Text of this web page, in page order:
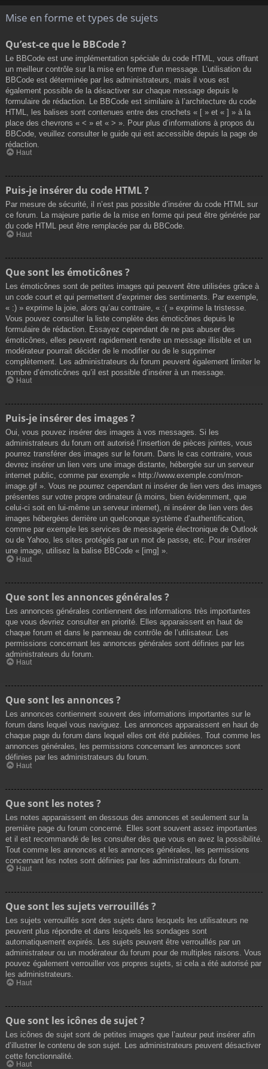
Mise en forme et types de sujets
Qu’est-ce que le BBCode ?
Le BBCode est une implémentation spéciale du code HTML, vous offrant
un meilleur contrôle sur la mise en forme d’un message. L’utilisation du
BBCode est déterminée par les administrateurs, mais il vous est
également possible de la désactiver sur chaque message depuis le
formulaire de rédaction. Le BBCode est similaire à l’architecture du code
HTML, les balises sont contenues entre des crochets « [ » et « ] » à la
place des chevrons « < » et « > ». Pour plus d’informations à propos du
BBCode, veuillez consulter le guide qui est accessible depuis la page de
rédaction.
Haut
Puis-je insérer du code HTML ?
Par mesure de sécurité, il n’est pas possible d’insérer du code HTML sur
ce forum. La majeure partie de la mise en forme qui peut être générée par
du code HTML peut être remplacée par du BBCode.
Haut
Que sont les émoticônes ?
Les émoticônes sont de petites images qui peuvent être utilisées grâce à
un code court et qui permettent d’exprimer des sentiments. Par exemple,
« :) » exprime la joie, alors qu’au contraire, « :( » exprime la tristesse.
Vous pouvez consulter la liste complète des émoticônes depuis le
formulaire de rédaction. Essayez cependant de ne pas abuser des
émoticônes, elles peuvent rapidement rendre un message illisible et un
modérateur pourrait décider de le modifier ou de le supprimer
complètement. Les administrateurs du forum peuvent également limiter le
nombre d’émoticônes qu’il est possible d’insérer à un message.
Haut
Puis-je insérer des images ?
Oui, vous pouvez insérer des images à vos messages. Si les
administrateurs du forum ont autorisé l’insertion de pièces jointes, vous
pourrez transférer des images sur le forum. Dans le cas contraire, vous
devrez insérer un lien vers une image distante, hébergée sur un serveur
internet public, comme par exemple « http://www.exemple.com/mon-
image.gif ». Vous ne pourrez cependant ni insérer de lien vers des images
présentes sur votre propre ordinateur (à moins, bien évidemment, que
celui-ci soit en lui-même un serveur internet), ni insérer de lien vers des
images hébergées derrière un quelconque système d’authentification,
comme par exemple les services de messagerie électronique de Outlook
ou de Yahoo, les sites protégés par un mot de passe, etc. Pour insérer
une image, utilisez la balise BBCode « [img] ».
Haut
Que sont les annonces générales ?
Les annonces générales contiennent des informations très importantes
que vous devriez consulter en priorité. Elles apparaissent en haut de
chaque forum et dans le panneau de contrôle de l’utilisateur. Les
permissions concernant les annonces générales sont définies par les
administrateurs du forum.
Haut
Que sont les annonces ?
Les annonces contiennent souvent des informations importantes sur le
forum dans lequel vous naviguez. Les annonces apparaissent en haut de
chaque page du forum dans lequel elles ont été publiées. Tout comme les
annonces générales, les permissions concernant les annonces sont
définies par les administrateurs du forum.
Haut
Que sont les notes ?
Les notes apparaissent en dessous des annonces et seulement sur la
première page du forum concerné. Elles sont souvent assez importantes
et il est recommandé de les consulter dès que vous en avez la possibilité.
Tout comme les annonces et les annonces générales, les permissions
concernant les notes sont définies par les administrateurs du forum.
Haut
Que sont les sujets verrouillés ?
Les sujets verrouillés sont des sujets dans lesquels les utilisateurs ne
peuvent plus répondre et dans lesquels les sondages sont
automatiquement expirés. Les sujets peuvent être verrouillés par un
administrateur ou un modérateur du forum pour de multiples raisons. Vous
pouvez également verrouiller vos propres sujets, si cela a été autorisé par
les administrateurs.
Haut
Que sont les icônes de sujet ?
Les icônes de sujet sont de petites images que l’auteur peut insérer afin
d’illustrer le contenu de son sujet. Les administrateurs peuvent désactiver
cette fonctionnalité.
Haut